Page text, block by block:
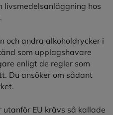
livsmedelsanläggning hos
och andra alkoholdrycker i
som upplagshavare
enligt de regler som
Du ansöker om sådant
EU krävs så kallade